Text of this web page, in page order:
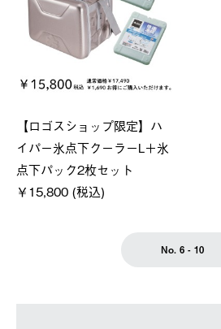
【ロゴスショップ限定】ハ
イパー氷点下クーラーL＋氷
点下パック2枚セット
￥15,800 (税込)
No. 6 - 10